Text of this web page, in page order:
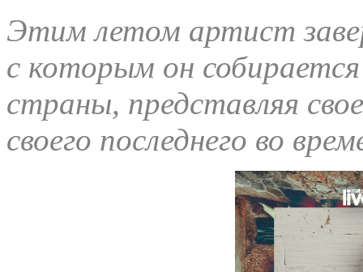
Этим летом артист
с которым он
страны, представляя
своего последнего во